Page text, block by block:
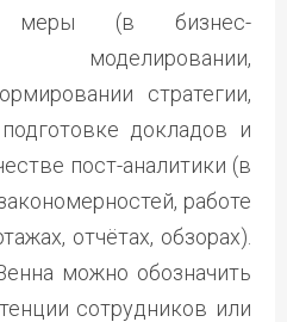
меры (в бизнес-
моделировании,
стратегии,
докладов и
пост-аналитики (в
работе
отчётах, обзорах).
можно обозначить
сотрудников или